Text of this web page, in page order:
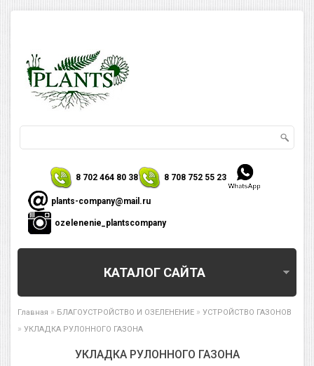
8 702 464 80 38 8 708 752 55 23
plants-company@mail.ru
ozelenenie_plantscompany
КАТАЛОГ САЙТА
Главная » БЛАГОУСТРОЙСТВО И ОЗЕЛЕНЕНИЕ » УСТРОЙСТВО ГАЗОНОВ
» УКЛАДКА РУЛОННОГО ГАЗОНА
УКЛАДКА РУЛОННОГО ГАЗОНА